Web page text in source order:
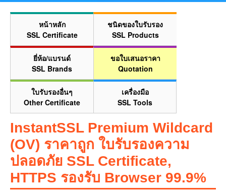
หน้าหลัก
SSL Certificate
ชนิดของใบรับรอง
SSL Products
ยี่ห้อ/แบรนด์
SSL Brands
ขอใบเสนอราคา
Quotation
ใบรับรองอื่นๆ
Other Certificate
เครื่องมือ
SSL Tools
InstantSSL Premium Wildcard
(OV) ราคาถูก ใบรับรองความ
ปลอดภัย SSL Certificate,
HTTPS รองรับ Browser 99.9%